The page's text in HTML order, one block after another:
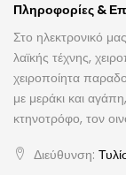
Πληροφορίες &
Στο ηλεκτρονικό
λαϊκής τέχνης,
χειροποίητα
με μεράκι και
κτηνοτρόφο, τον
Διεύθυνση: